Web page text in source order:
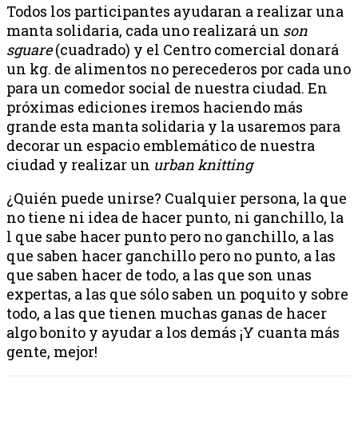
Todos los participantes ayudaran a realizar una
manta solidaria, cada uno realizará un son
sguare(cuadrado) y el Centro comercial donará
un kg. de alimentos no perecederos por cada uno
para un comedor social de nuestra ciudad. En
próximas ediciones iremos haciendo más
grande esta manta solidaria y la usaremos para
decorar un espacio emblemático de nuestra
ciudad y realizar un urban knitting
¿Quién puede unirse? Cualquier persona, la que
no tiene ni idea de hacer punto, ni ganchillo, la
l que sabe hacer punto pero no ganchillo, a las
que saben hacer ganchillo pero no punto, a las
que saben hacer de todo, a las que son unas
expertas, a las que sólo saben un poquito y sobre
todo, a las que tienen muchas ganas de hacer
algo bonito y ayudar a los demás ¡Y cuanta más
gente, mejor!